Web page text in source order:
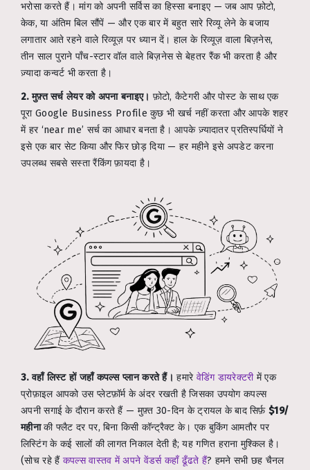
भरोसा करते हैं। मांग को अपनी सर्विस का हिस्सा बनाइए — जब आप फ़ोटो,
केक, या अंतिम बिल सौंपें — और एक बार में बहुत सारे रिव्यू लेने के बजाय
लगातार आते रहने वाले रिव्यूज़ पर ध्यान दें। हाल के रिव्यूज़ वाला बिज़नेस,
तीन साल पुराने पाँच-स्टार वॉल वाले बिज़नेस से बेहतर रैंक भी करता है और
ज़्यादा कन्वर्ट भी करता है।
2. मुफ़्त सर्च लेयर को अपना बनाइए। फ़ोटो, कैटेगरी और पोस्ट के साथ एक
पूरा Google Business Profile कुछ भी खर्च नहीं करता और आपके शहर
में हर ‘near me’ सर्च का आधार बनता है। आपके ज़्यादातर प्रतिस्पर्धियों ने
इसे एक बार सेट किया और फिर छोड़ दिया — हर महीने इसे अपडेट करना
उपलब्ध सबसे सस्ता रैंकिंग फ़ायदा है।
3. वहाँ लिस्ट हों जहाँ कपल्स प्लान करते हैं। हमारे वेडिंग डायरेक्टरीमें एक
प्रोफ़ाइल आपको उस प्लेटफ़ॉर्म के अंदर रखती है जिसका उपयोग कपल्स
अपनी सगाई के दौरान करते हैं — मुफ़्त 30-दिन के ट्रायल के बाद सिर्फ़$19/
महीनाकी फ्लैट दर पर, बिना किसी कॉन्ट्रैक्ट के। एक बुकिंग आमतौर पर
लिस्टिंग के कई सालों की लागत निकाल देती है; यह गणित हराना मुश्किल है।
(सोच रहे हैं कपल्स वास्तव में अपने वेंडर्स कहाँ ढूँढते हैं? हमने सभी छह चैनल